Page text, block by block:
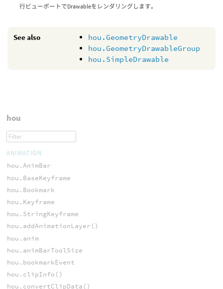
行ビューポートでDrawableをレンダリングします。
See also
hou.GeometryDrawable
hou.GeometryDrawableGroup
hou.SimpleDrawable
hou
ANIMATION
hou.AnimBar
hou.BaseKeyframe
hou.Bookmark
hou.Keyframe
hou.StringKeyframe
hou.addAnimationLayer()
hou.anim
hou.animBarToolSize
hou.bookmarkEvent
hou.clipInfo()
hou.convertClipData()